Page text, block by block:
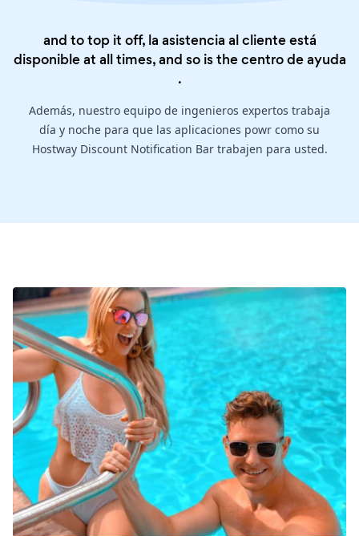
and to top it off, la asistencia al cliente está
disponible at all times, and so is thecentro de ayuda
.
Además, nuestro equipo de ingenieros expertos trabaja
día y noche para que las aplicaciones powr como su
Hostway Discount Notification Bar trabajen para usted.